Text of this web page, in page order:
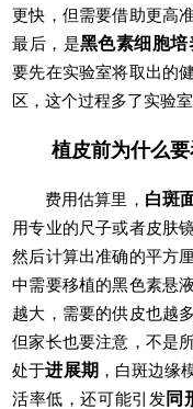
更快，但需要借助更高
最后，是黑色素细胞培
要先在实验室将取出的
区，这个过程多了实验
植皮前为什么
费用估算里， 白斑
用专业的尺子或者皮肤
然后计算出准确的平方
中需要移植的黑色素悬
越大，需要的供皮也越
但家长也要注意，不是
处于进展期 ，白斑边缘
活率低，还可能引发同